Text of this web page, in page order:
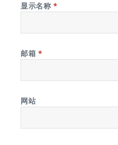
显示名称 *
邮箱 *
网站